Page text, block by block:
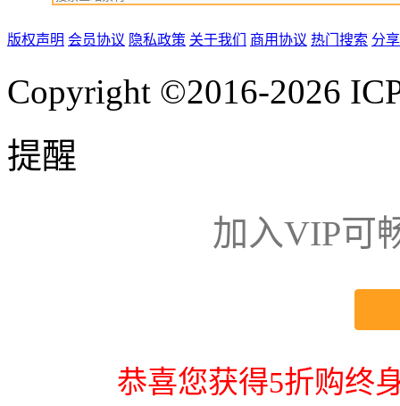
版权声明 会员协议 隐私政策 关于我们 商用协议 热门搜索 分
Copyright ©2016-2026
提醒
加入VIP可
恭喜您获得5折购终